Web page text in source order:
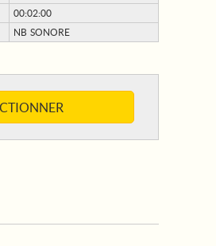
00:02:00
NB SONORE